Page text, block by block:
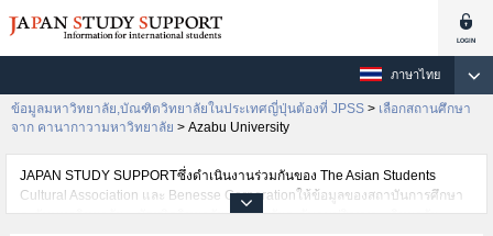
ภาษาไทย
ข้อมูลมหาวิทยาลัย,บัณฑิตวิทยาลัยในประเทศญี่ปุ่นต้องที่ JPSS > เลือกสถานศึกษา
จาก คานากาวามหาวิทยาลัย > Azabu University
JAPAN STUDY SUPPORTซึ่งดำเนินงานร่วมกันของ The Asian Students
Cultural Association และ Benesse Corporationให้ข้อมูลของสถาบันการศึกษา
ระดับมหาวิทยาลัย・บัณฑิตวิทยาลัย・วิทยาลัยระดับอนุปริญญา・วิทยาลัย